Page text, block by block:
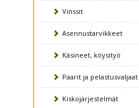
Vinssit
Asennustarvikkeet
Käsineet, köysityö
Paarit ja pelastusvaljaat
Kiskojärjestelmät